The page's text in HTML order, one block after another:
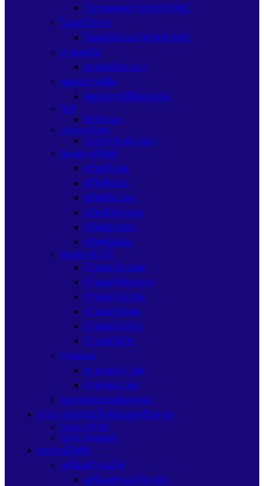
โปรเจคเตอร์ VIEWSONIC
โมดูลไร้สาย
โมดูลไร้สาย VIEWSONIC
สายเคเบิล
สายเคเบิลCisco
ชุดอุปกรณ์ยึด
ชุดอุปกรณ์ยึดInterlink
SFP
SFP Cisco
Access Point
Access Point Cisco
Switch (สวิตช์)
สวิตช์Glink
สวิตช์Cisco
สวิตซ์D-Link
สวิตซ์Hikvision
สวิตซ์ZyXEL
สวิตซ์Dahua
Router 4G/5G
เร้าเตอร์D-Link
เร้าเตอร์Mercusys
เร้าเตอร์Tp-link
เร้าเตอร์Tenda
เร้าเตอร์ASUS
เร้าเตอร์H3C
สายแลน
สายแลน G link
สายแลน Link
อุปกรณ์ขยายสัญญาณ
NAS (อุปกรณ์เก็บข้อมูลเครือข่าย)
NAS QNAP
NAS Synology
อุปกรณ์ไฟฟ้า
เครื่องสำรองไฟ
เครื่องสำรองไฟ APC